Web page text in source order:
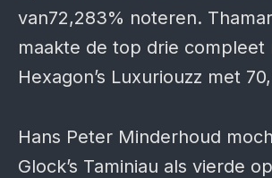
van72,283% noteren.
maakte de top drie compleet
Hexagon’s Luxuriouzz met
Hans Peter Minderhoud
Glock’s Taminiau als vierde